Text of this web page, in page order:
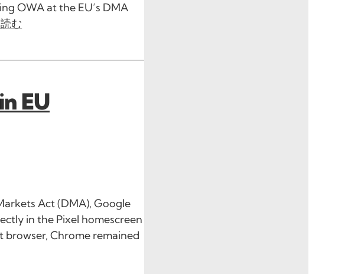
OWA at the EU’s DMA
む
EU
Act (DMA), Google
in the Pixel homescreen
browser, Chrome remained